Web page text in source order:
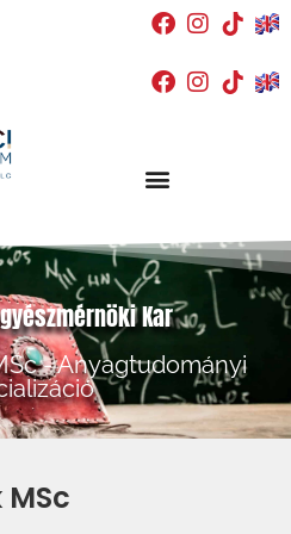
Kar
- Anyagtudományi